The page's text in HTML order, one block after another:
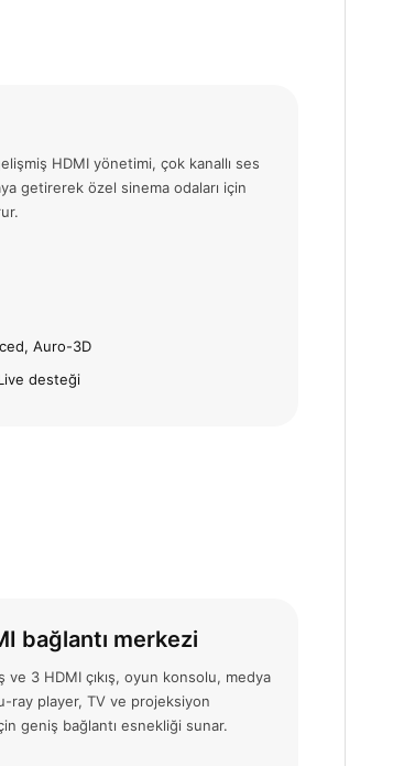
HDMI yönetimi, çok kanallı ses
getirerek özel sinema odaları için
Auro-3D
desteği
bağlantı merkezi
ve 3 HDMI çıkış, oyun konsolu, medya
ray player, TV ve projeksiyon
geniş bağlantı esnekliği sunar.